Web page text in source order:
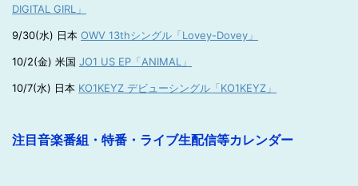
DIGITAL GIRL」
9/30(水) 日本 OWV 13thシングル「Lovey-Dovey」
10/2(金) 米国 JO1 US EP「ANIMAL」
10/7(水) 日本 KO1KEYZ デビューシングル「KO1KEYZ」
注目音楽番組・特番・ライブ生配信等カレンダー